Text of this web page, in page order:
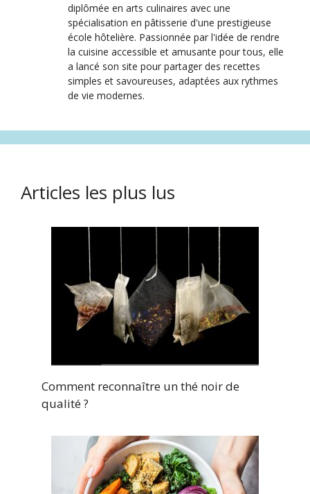
diplômée en arts culinaires avec une
spécialisation en pâtisserie d'une prestigieuse
école hôtelière. Passionnée par l'idée de rendre
la cuisine accessible et amusante pour tous, elle
a lancé son site pour partager des recettes
simples et savoureuses, adaptées aux rythmes
de vie modernes.
Articles les plus lus
Comment reconnaître un thé noir de
qualité ?